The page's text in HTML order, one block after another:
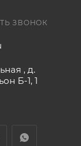
ЗВОНОК
, д.
Б-1, 1